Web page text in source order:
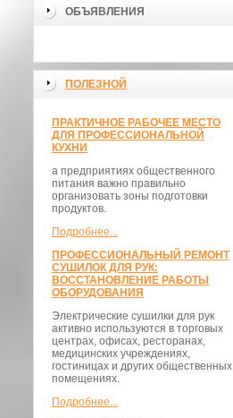
ОБЪЯВЛЕНИЯ
ПОЛЕЗНОЙ
ПРАКТИЧНОЕ РАБОЧЕЕ МЕСТО
ДЛЯ ПРОФЕССИОНАЛЬНОЙ
КУХНИ
а предприятиях общественного
питания важно правильно
организовать зоны подготовки
продуктов.
Подробнее...
ПРОФЕССИОНАЛЬНЫЙ РЕМОНТ
СУШИЛОК ДЛЯ РУК:
ВОССТАНОВЛЕНИЕ РАБОТЫ
ОБОРУДОВАНИЯ
Электрические сушилки для рук
активно используются в торговых
центрах, офисах, ресторанах,
медицинских учреждениях,
гостиницах и других общественных
помещениях.
Подробнее...